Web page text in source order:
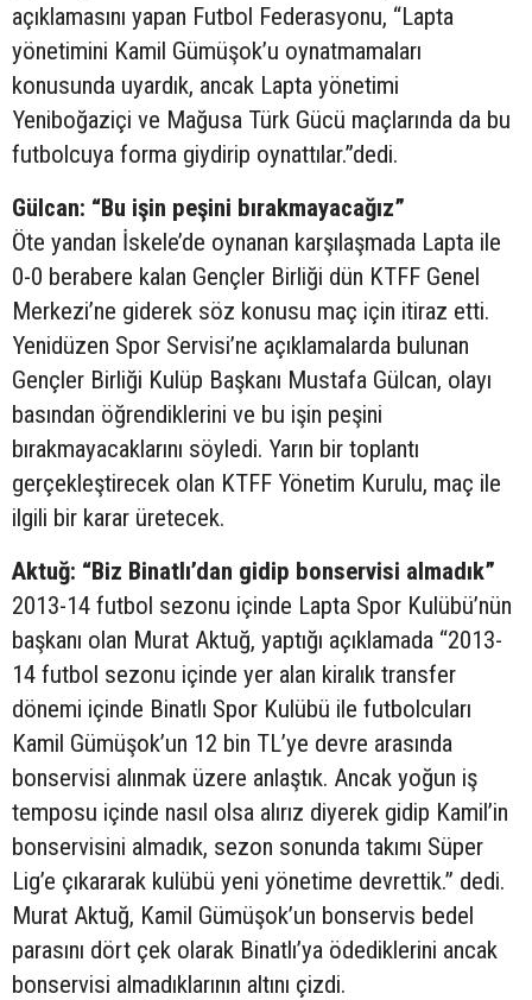
açıklamasını yapan Futbol Federasyonu, “Lapta
yönetimini Kamil Gümüşok’u oynatmamaları
konusunda uyardık, ancak Lapta yönetimi
Yeniboğaziçi ve Mağusa Türk Gücü maçlarında da bu
futbolcuya forma giydirip oynattılar.”dedi.
Gülcan: “Bu işin peşini bırakmayacağız”
Öte yandan İskele’de oynanan karşılaşmada Lapta ile
0-0 berabere kalan Gençler Birliği dün KTFF Genel
Merkezi’ne giderek söz konusu maç için itiraz etti.
Yenidüzen Spor Servisi’ne açıklamalarda bulunan
Gençler Birliği Kulüp Başkanı Mustafa Gülcan, olayı
basından öğrendiklerini ve bu işin peşini
bırakmayacaklarını söyledi. Yarın bir toplantı
gerçekleştirecek olan KTFF Yönetim Kurulu, maç ile
ilgili bir karar üretecek.
Aktuğ: “Biz Binatlı’dan gidip bonservisi almadık”
2013-14 futbol sezonu içinde Lapta Spor Kulübü’nün
başkanı olan Murat Aktuğ, yaptığı açıklamada “2013-
14 futbol sezonu içinde yer alan kiralık transfer
dönemi içinde Binatlı Spor Kulübü ile futbolcuları
Kamil Gümüşok’un 12 bin TL’ye devre arasında
bonservisi alınmak üzere anlaştık. Ancak yoğun iş
temposu içinde nasıl olsa alırız diyerek gidip Kamil’in
bonservisini almadık, sezon sonunda takımı Süper
Lig’e çıkararak kulübü yeni yönetime devrettik.” dedi.
Murat Aktuğ, Kamil Gümüşok’un bonservis bedel
parasını dört çek olarak Binatlı’ya ödediklerini ancak
bonservisi almadıklarının altını çizdi.